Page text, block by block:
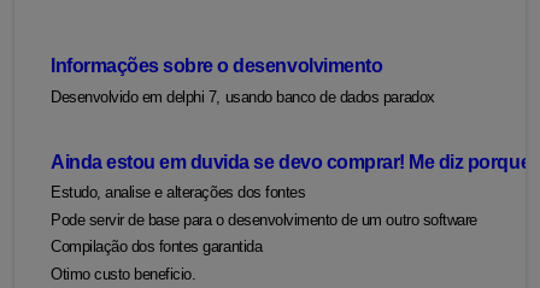
Informações sobre o desenvolvimento
Desenvolvido em delphi 7, usando banco de dados paradox
Ainda estou em duvida se devo comprar! Me diz
Estudo, analise e alterações dos fontes
Pode servir de base para o desenvolvimento de um outro software
Compilação dos fontes garantida
Otimo custo beneficio.